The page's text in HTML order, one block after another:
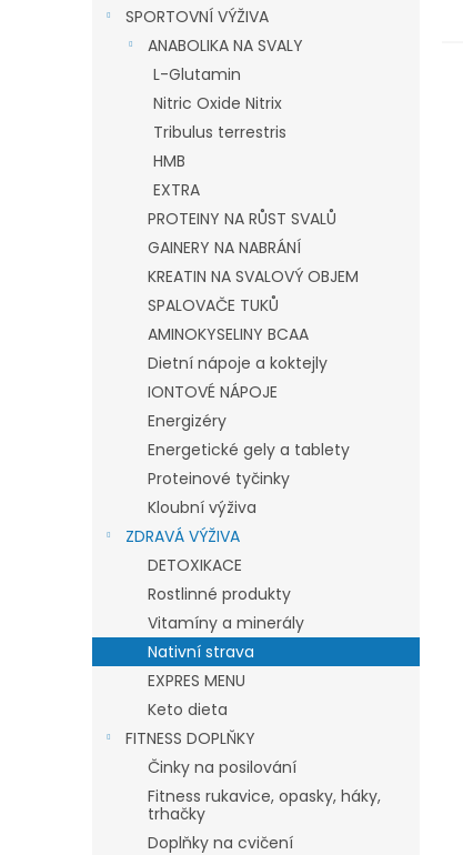
SPORTOVNÍ VÝŽIVA
ANABOLIKA NA SVALY
L-Glutamin
Nitric Oxide Nitrix
Tribulus terrestris
HMB
EXTRA
PROTEINY NA RŮST SVALŮ
GAINERY NA NABRÁNÍ
KREATIN NA SVALOVÝ OBJEM
SPALOVAČE TUKŮ
AMINOKYSELINY BCAA
Dietní nápoje a koktejly
IONTOVÉ NÁPOJE
Energizéry
Energetické gely a tablety
Proteinové tyčinky
Kloubní výživa
ZDRAVÁ VÝŽIVA
DETOXIKACE
Rostlinné produkty
Vitamíny a minerály
Nativní strava
EXPRES MENU
Keto dieta
FITNESS DOPLŇKY
Činky na posilování
Fitness rukavice, opasky, háky,
trhačky
Doplňky na cvičení